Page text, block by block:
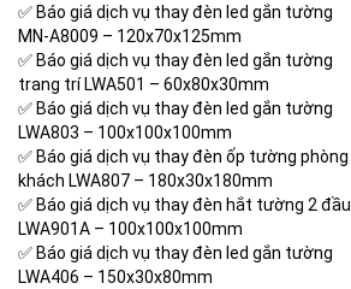
✅ Báo giá dịch vụ thay đèn led gắn tường
MN-A8009 – 120x70x125mm
✅ Báo giá dịch vụ thay đèn led gắn tường
trang trí LWA501 – 60x80x30mm
✅ Báo giá dịch vụ thay đèn led gắn tường
LWA803 – 100x100x100mm
✅ Báo giá dịch vụ thay đèn ốp tường phòng
khách LWA807 – 180x30x180mm
✅ Báo giá dịch vụ thay đèn hắt tường 2 đầu
LWA901A – 100x100x100mm
✅ Báo giá dịch vụ thay đèn led gắn tường
LWA406 – 150x30x80mm